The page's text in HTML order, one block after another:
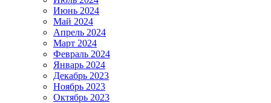
Июнь 2024
Май 2024
Апрель 2024
Март 2024
Февраль 2024
Январь 2024
Декабрь 2023
Ноябрь 2023
Октябрь 2023